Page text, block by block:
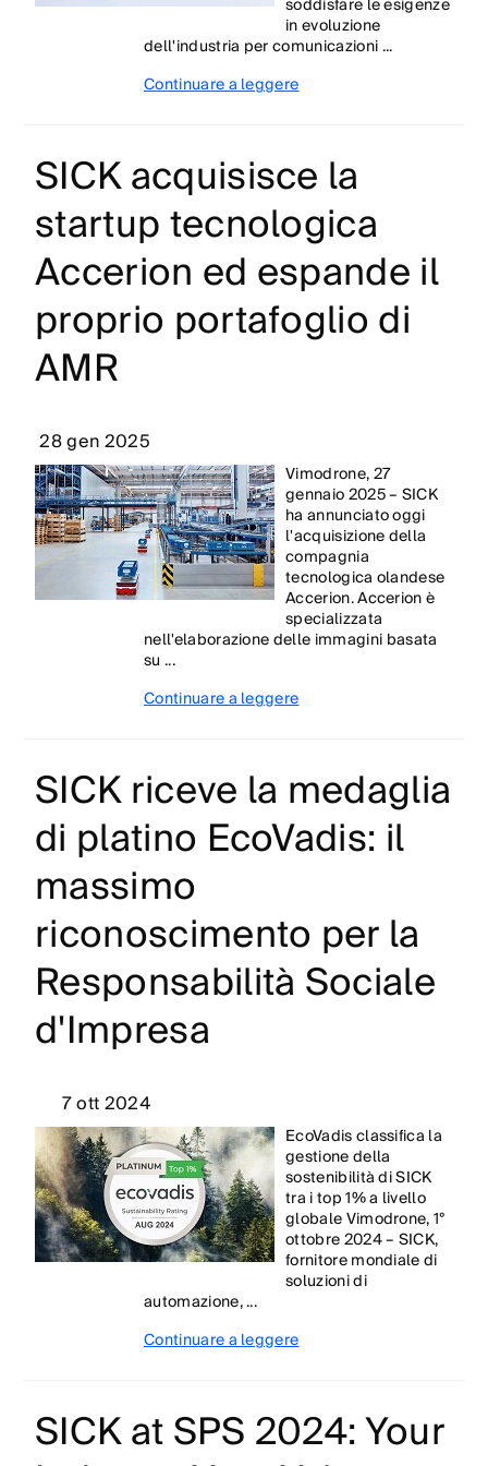
soddisfare le esigenze
in evoluzione
dell'industria per comunicazioni ...
Continuare a leggere
SICK acquisisce la
startup tecnologica
Accerion ed espande il
proprio portafoglio di
AMR
28 gen 2025
Vimodrone, 27
gennaio 2025 – SICK
ha annunciato oggi
l'acquisizione della
compagnia
tecnologica olandese
Accerion. Accerion è
specializzata
nell'elaborazione delle immagini basata
su ...
Continuare a leggere
SICK riceve la medaglia
di platino EcoVadis: il
massimo
riconoscimento per la
Responsabilità Sociale
d'Impresa
7 ott 2024
EcoVadis classifica la
gestione della
sostenibilità di SICK
tra i top 1% a livello
globale Vimodrone, 1°
ottobre 2024 – SICK,
fornitore mondiale di
soluzioni di
automazione, ...
Continuare a leggere
SICK at SPS 2024: Your